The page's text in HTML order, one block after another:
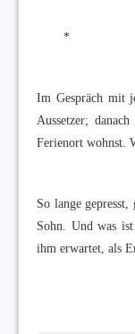
*
Im Gespräch mit
Aussetzer;
Ferienort wohnst.
So lange
Sohn. Und was
ihm erwartet, als